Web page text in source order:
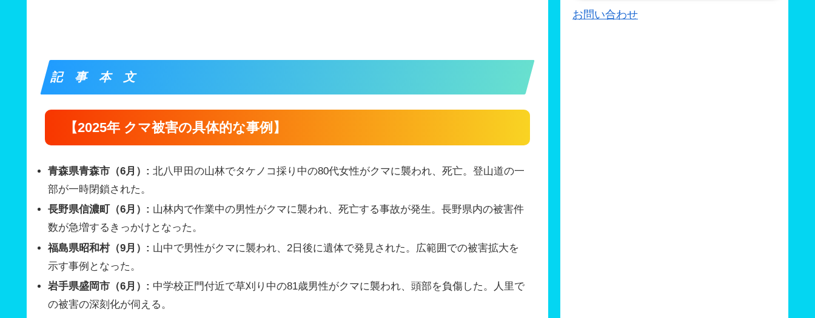
記 事 本 文
【2025年 クマ被害の具体的な事例】
青森県青森市（6月）: 北八甲田の山林でタケノコ採り中の80代女性がクマに襲われ、死亡。登山道の一
部が一時閉鎖された。
長野県信濃町（6月）: 山林内で作業中の男性がクマに襲われ、死亡する事故が発生。長野県内の被害件
数が急増するきっかけとなった。
福島県昭和村（9月）: 山中で男性がクマに襲われ、2日後に遺体で発見された。広範囲での被害拡大を
示す事例となった。
岩手県盛岡市（6月）: 中学校正門付近で草刈り中の81歳男性がクマに襲われ、頭部を負傷した。人里で
の被害の深刻化が伺える。
お問い合わせ